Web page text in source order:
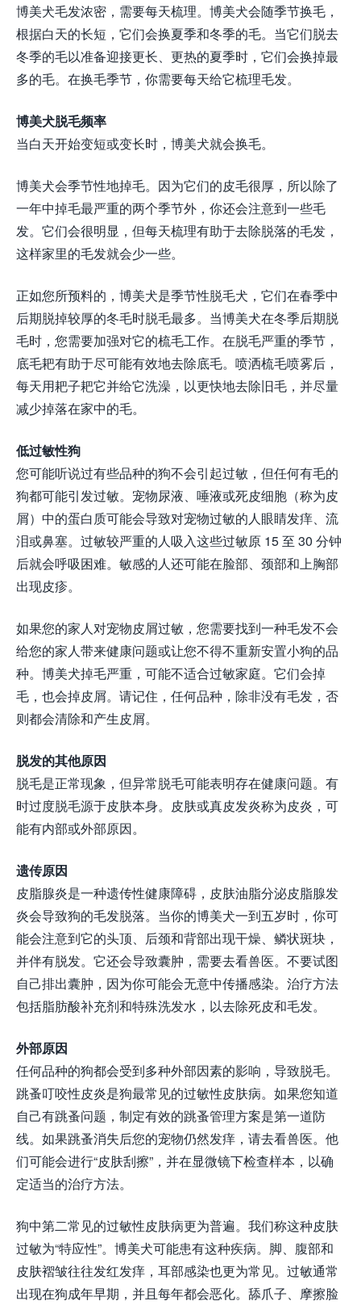
博美犬毛发浓密，需要每天梳理。博美犬会随季节换毛，
根据白天的长短，它们会换夏季和冬季的毛。当它们脱去
冬季的毛以准备迎接更长、更热的夏季时，它们会换掉最
多的毛。在换毛季节，你需要每天给它梳理毛发。
博美犬脱毛频率
当白天开始变短或变长时，博美犬就会换毛。
博美犬会季节性地掉毛。因为它们的皮毛很厚，所以除了
一年中掉毛最严重的两个季节外，你还会注意到一些毛
发。它们会很明显，但每天梳理有助于去除脱落的毛发，
这样家里的毛发就会少一些。
正如您所预料的，博美犬是季节性脱毛犬，它们在春季中
后期脱掉较厚的冬毛时脱毛最多。当博美犬在冬季后期脱
毛时，您需要加强对它的梳毛工作。在脱毛严重的季节，
底毛耙有助于尽可能有效地去除底毛。喷洒梳毛喷雾后，
每天用耙子耙它并给它洗澡，以更快地去除旧毛，并尽量
减少掉落在家中的毛。
低过敏性狗
您可能听说过有些品种的狗不会引起过敏，但任何有毛的
狗都可能引发过敏。宠物尿液、唾液或死皮细胞（称为皮
屑）中的蛋白质可能会导致对宠物过敏的人眼睛发痒、流
泪或鼻塞。过敏较严重的人吸入这些过敏原 15 至 30 分钟
后就会呼吸困难。敏感的人还可能在脸部、颈部和上胸部
出现皮疹。
如果您的家人对宠物皮屑过敏，您需要找到一种毛发不会
给您的家人带来健康问题或让您不得不重新安置小狗的品
种。博美犬掉毛严重，可能不适合过敏家庭。它们会掉
毛，也会掉皮屑。请记住，任何品种，除非没有毛发，否
则都会清除和产生皮屑。
脱发的其他原因
脱毛是正常现象，但异常脱毛可能表明存在健康问题。有
时过度脱毛源于皮肤本身。皮肤或真皮发炎称为皮炎，可
能有内部或外部原因。
遗传原因
皮脂腺炎是一种遗传性健康障碍，皮肤油脂分泌皮脂腺发
炎会导致狗的毛发脱落。当你的博美犬一到五岁时，你可
能会注意到它的头顶、后颈和背部出现干燥、鳞状斑块，
并伴有脱发。它还会导致囊肿，需要去看兽医。不要试图
自己排出囊肿，因为你可能会无意中传播感染。治疗方法
包括脂肪酸补充剂和特殊洗发水，以去除死皮和毛发。
外部原因
任何品种的狗都会受到多种外部因素的影响，导致脱毛。
跳蚤叮咬性皮炎是狗最常见的过敏性皮肤病。如果您知道
自己有跳蚤问题，制定有效的跳蚤管理方案是第一道防
线。如果跳蚤消失后您的宠物仍然发痒，请去看兽医。他
们可能会进行“皮肤刮擦”，并在显微镜下检查样本，以确
定适当的治疗方法。
狗中第二常见的过敏性皮肤病更为普遍。我们称这种皮肤
过敏为“特应性”。博美犬可能患有这种疾病。脚、腹部和
皮肤褶皱往往发红发痒，耳部感染也更为常见。过敏通常
出现在狗成年早期，并且每年都会恶化。舔爪子、摩擦脸